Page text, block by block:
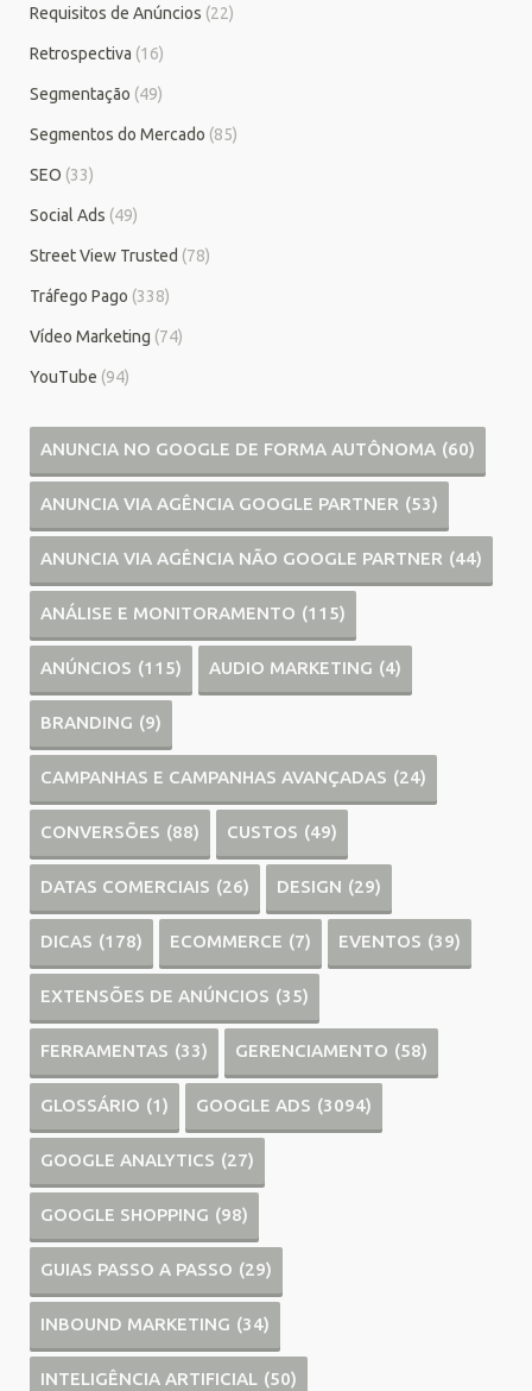
Requisitos de Anúncios (22)
Retrospectiva (16)
Segmentação (49)
Segmentos do Mercado (85)
SEO (33)
Social Ads (49)
Street View Trusted (78)
Tráfego Pago (338)
Vídeo Marketing (74)
YouTube (94)
ANUNCIA NO GOOGLE DE FORMA AUTÔNOMA (60)
ANUNCIA VIA AGÊNCIA GOOGLE PARTNER (53)
ANUNCIA VIA AGÊNCIA NÃO GOOGLE PARTNER (44)
ANÁLISE E MONITORAMENTO (115)
ANÚNCIOS (115) AUDIO MARKETING (4)
BRANDING (9)
CAMPANHAS E CAMPANHAS AVANÇADAS (24)
CONVERSÕES (88) CUSTOS (49)
DATAS COMERCIAIS (26) DESIGN (29)
DICAS (178) ECOMMERCE (7) EVENTOS (39)
EXTENSÕES DE ANÚNCIOS (35)
FERRAMENTAS (33) GERENCIAMENTO (58)
GLOSSÁRIO (1) GOOGLE ADS (3094)
GOOGLE ANALYTICS (27)
GOOGLE SHOPPING (98)
GUIAS PASSO A PASSO (29)
INBOUND MARKETING (34)
INTELIGÊNCIA ARTIFICIAL (50)